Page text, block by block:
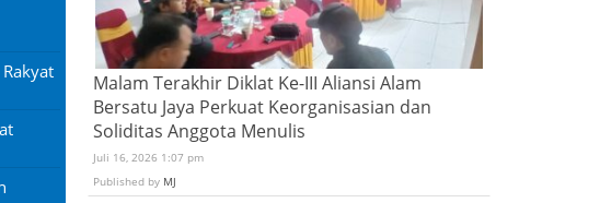
Malam Terakhir Diklat Ke-III Aliansi Alam
Bersatu Jaya Perkuat Keorganisasian dan
Soliditas Anggota Menulis
Juli 16, 2026 1:07 pm
Published by MJ